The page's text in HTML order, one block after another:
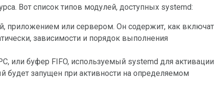
Вот список типов модулей, доступных systemd:
зависимости и порядок выполнения
или буфер FIFO, используемый systemd для активации
будет запущен при активности на определяемом